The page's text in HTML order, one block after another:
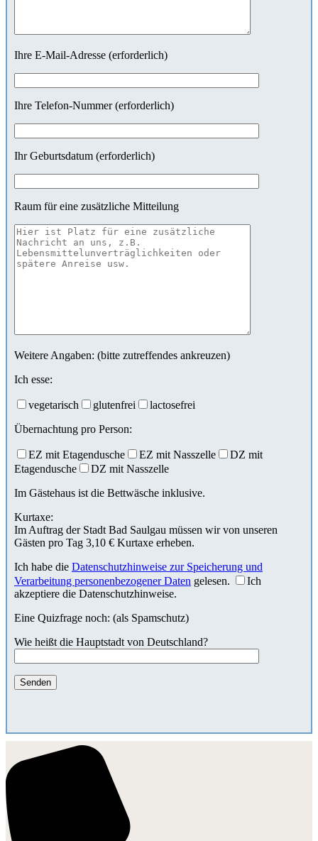
Ihre E-Mail-Adresse (erforderlich)
Ihre Telefon-Nummer (erforderlich)
Ihr Geburtsdatum (erforderlich)
Raum für eine zusätzliche Mitteilung
Weitere Angaben: (bitte zutreffendes ankreuzen)
Ich esse:
vegetarisch glutenfrei
lactosefrei
Übernachtung pro Person:
EZ mit Etagendusche EZ mit Nasszelle
DZ mit
Etagendusche
DZ mit Nasszelle
Im Gästehaus ist die Bettwäsche inklusive.
Kurtaxe:
Im Auftrag der Stadt Bad Saulgau müssen wir von unseren
Gästen pro Tag 3,10 € Kurtaxe erheben.
Ich habe die Datenschutzhinweise zur Speicherung und
Verarbeitung personenbezogener Daten gelesen.
Ich
akzeptiere die Datenschutzhinweise.
Eine Quizfrage noch: (als Spamschutz)
Wie heißt die Hauptstadt von Deutschland?